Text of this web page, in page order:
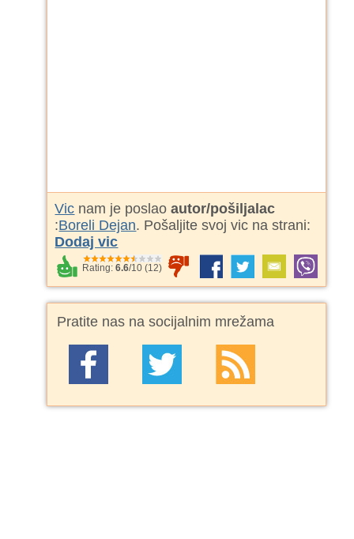
Vic nam je poslaoautor/pošiljalac
:Boreli Dejan. Pošaljite svoj vic na strani:
Dodaj vic
Rating:6.6/10 (12)
Pratite nas na socijalnim mrežama